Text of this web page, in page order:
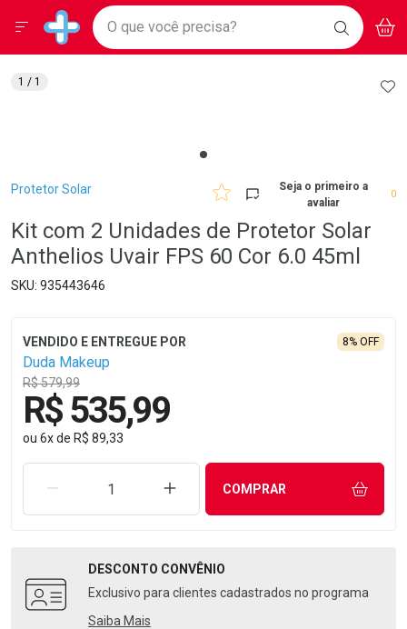
Drogarias Pacheco
Baixe nosso APP e aproveite Ofertas Exclusivas!
BAIXE
O APP
Ir direto para a home
pela página
Ir direto para o conteúdo
Ir direto para a busca
Ir direto para a conta
Faça a sua busca
O que você precisa? BUSCAR
Menu
Breadcrumb
Protetor Solar
Seja o primeiro a
avaliar
0
Kit com 2 Unidades de Protetor Solar
Anthelios Uvair FPS 60 Cor 6.0 45ml
935443646
Duda Makeup
R$ 579,99
8% OFF
R$ 535,99
ou 6xde R$ 89,33
REMOVER UMA UNIDADEAUMENTAR UMA UNIDADE
COMPRAR
DESCONTO CONVÊNIO
Exclusivo para clientes cadastrados no programa
Saiba Mais
1 / 1